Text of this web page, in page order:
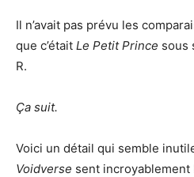
Il n’avait pas prévu les
que c’était Le Petit Prince sous
R.
Ça suit.
Voici un détail qui semble
Voidverse sent incroyablement